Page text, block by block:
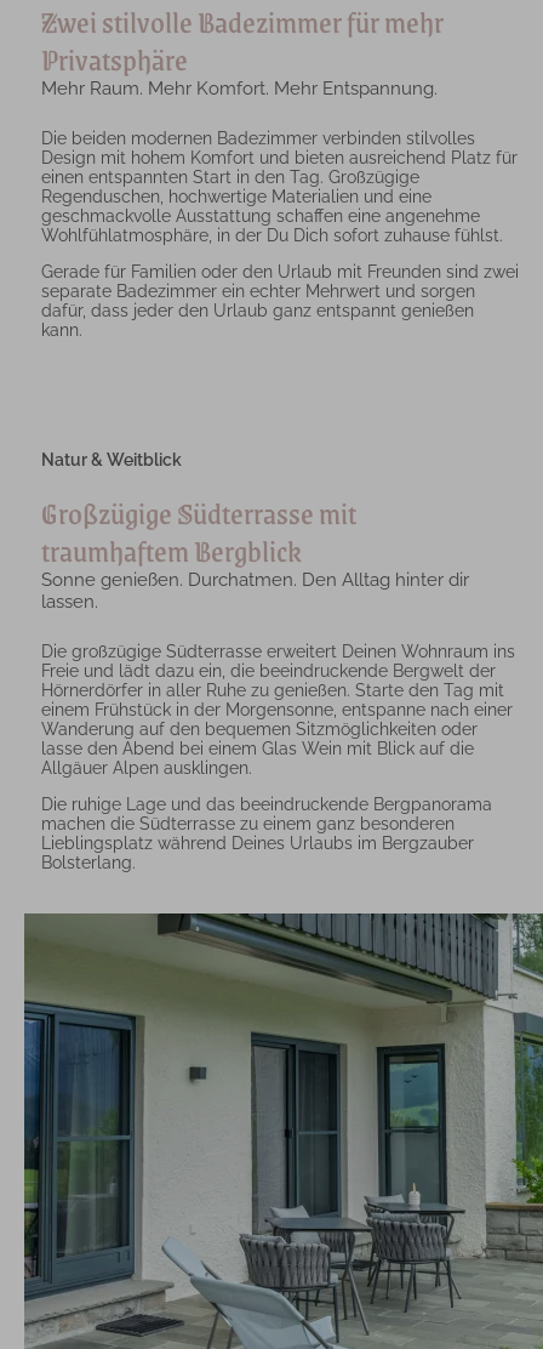
Zwei stilvolle Badezimmer für mehr
Privatsphäre
Mehr Raum. Mehr Komfort. Mehr Entspannung.
Die beiden modernen Badezimmer verbinden stilvolles
Design mit hohem Komfort und bieten ausreichend Platz für
einen entspannten Start in den Tag. Großzügige
Regenduschen, hochwertige Materialien und eine
geschmackvolle Ausstattung schaffen eine angenehme
Wohlfühlatmosphäre, in der Du Dich sofort zuhause fühlst.
Gerade für Familien oder den Urlaub mit Freunden sind zwei
separate Badezimmer ein echter Mehrwert und sorgen
dafür, dass jeder den Urlaub ganz entspannt genießen
kann.
Natur & Weitblick
Großzügige Südterrasse mit
traumhaftem Bergblick
Sonne genießen. Durchatmen. Den Alltag hinter dir
lassen.
Die großzügige Südterrasse erweitert Deinen Wohnraum ins
Freie und lädt dazu ein, die beeindruckende Bergwelt der
Hörnerdörfer in aller Ruhe zu genießen. Starte den Tag mit
einem Frühstück in der Morgensonne, entspanne nach einer
Wanderung auf den bequemen Sitzmöglichkeiten oder
lasse den Abend bei einem Glas Wein mit Blick auf die
Allgäuer Alpen ausklingen.
Die ruhige Lage und das beeindruckende Bergpanorama
machen die Südterrasse zu einem ganz besonderen
Lieblingsplatz während Deines Urlaubs im Bergzauber
Bolsterlang.